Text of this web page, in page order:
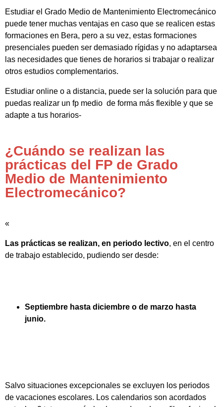
Estudiar el Grado Medio de Mantenimiento Electromecánico
puede tener muchas ventajas en caso que se realicen estas
formaciones en Bera, pero a su vez, estas formaciones
presenciales pueden ser demasiado rígidas y no adaptarsea
las necesidades que tienes de horarios si trabajar o realizar
otros estudios complementarios.
Estudiar online o a distancia, puede ser la solución para que
puedas realizar un fp medio de forma más flexible y que se
adapte a tus horarios-
¿Cuándo se realizan las
prácticas del FP de Grado
Medio de Mantenimiento
Electromecánico?
«
Las prácticas se realizan, en periodo lectivo, en el centro
de trabajo establecido, pudiendo ser desde:
Septiembre hasta diciembre o de marzo hasta
junio.
Salvo situaciones excepcionales se excluyen los periodos
de vacaciones escolares. Los calendarios son acordados